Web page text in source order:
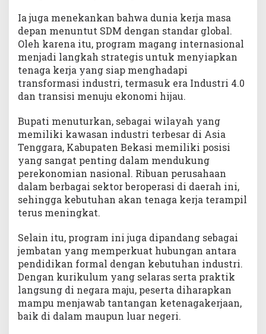
Ia juga menekankan bahwa dunia kerja masa
depan menuntut SDM dengan standar global.
Oleh karena itu, program magang internasional
menjadi langkah strategis untuk menyiapkan
tenaga kerja yang siap menghadapi
transformasi industri, termasuk era Industri 4.0
dan transisi menuju ekonomi hijau.
Bupati menuturkan, sebagai wilayah yang
memiliki kawasan industri terbesar di Asia
Tenggara, Kabupaten Bekasi memiliki posisi
yang sangat penting dalam mendukung
perekonomian nasional. Ribuan perusahaan
dalam berbagai sektor beroperasi di daerah ini,
sehingga kebutuhan akan tenaga kerja terampil
terus meningkat.
Selain itu, program ini juga dipandang sebagai
jembatan yang memperkuat hubungan antara
pendidikan formal dengan kebutuhan industri.
Dengan kurikulum yang selaras serta praktik
langsung di negara maju, peserta diharapkan
mampu menjawab tantangan ketenagakerjaan,
baik di dalam maupun luar negeri.